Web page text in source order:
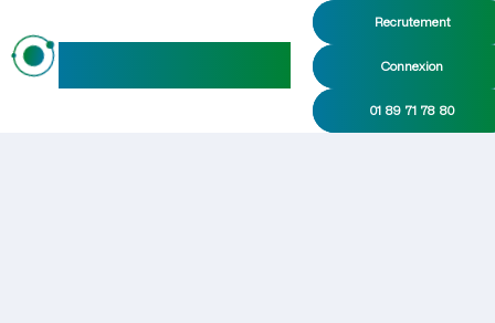
Recrutement
Connexion
01 89 71 78 80